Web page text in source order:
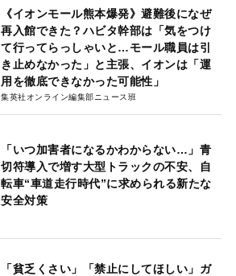
《イオンモール熊本爆発》避難後になぜ
再入館できた？ハビタ幹部は「気をつけ
て行ってらっしゃいと…モール職員は引
き止めなかった」と主張、イオンは「運
用を徹底できなかった可能性」
集英社オンライン編集部ニュース班
「いつ加害者になるかわからない…」青
切符導入で増す大型トラックの不安、自
転車“車道走行時代”に求められる新たな
安全対策
「貧乏くさい」「禁止にしてほしい」ガ